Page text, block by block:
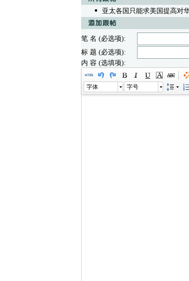
亚太各国只能求美国提高对
笔 名 (必选项):
标 题 (必选项):
内 容 (选填项):
字体 字号